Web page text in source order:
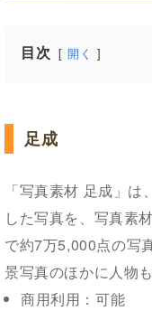
目次 開く
足成
「写真素材 足成」
した写真を、写真素
で約7万5,000点の写
景写真のほかに人物も
商用利用：可能